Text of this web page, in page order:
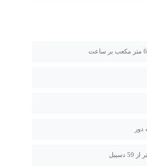
ساعت
دسیبل